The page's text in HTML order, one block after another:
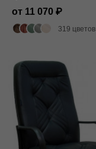
от 11 070
319 цветов